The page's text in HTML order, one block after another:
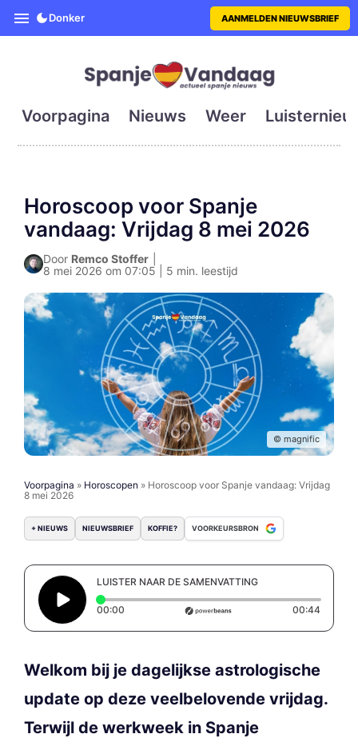
SpanjeVandaag is de eerste
Donker AANMELDEN NIEUWSBRIEF
Voorpagina Nieuws Weer
Horoscoop voor Spanje
vandaag: Vrijdag 8 mei 2026
Door Remco Stoffer
8 mei 2026 om 07:05 | 5 min. leestijd
© magnific
Voorpagina » Horoscopen » Horoscoop voor Spanje vandaag: Vrijdag
8 mei 2026
+ NIEUWS NIEUWSBRIEF KOFFIE? VOORKEURSBRON
LUISTER NAAR DE SAMENVATTING
00:00 Elapsed time: 0 seconds 00:44
Welkom bij je dagelijkse astrologische
update op deze veelbelovende vrijdag.
Terwijl de werkweek in Spanje